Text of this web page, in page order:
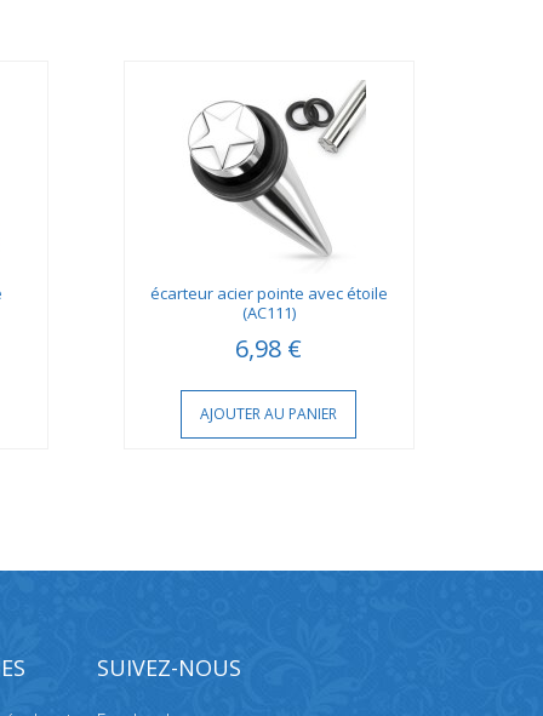
écarteur acier pointe avec étoile
(AC111)
6,98 €
AJOUTER AU PANIER
SUIVEZ-NOUS